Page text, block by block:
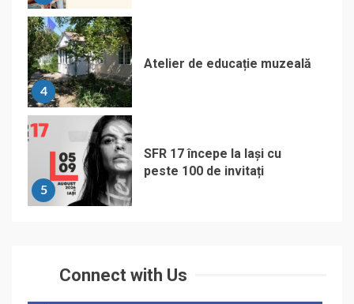
4
Atelier de educație muzeală
5
SFR 17 începe la Iași cu
peste 100 de invitați
Connect with Us